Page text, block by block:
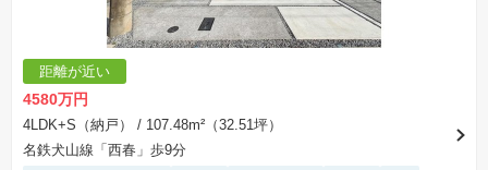
距離が近い
4580万円
4LDK+S（納戸）
/ 107.48m²（32.51坪）
名鉄犬山線「西春」歩9分